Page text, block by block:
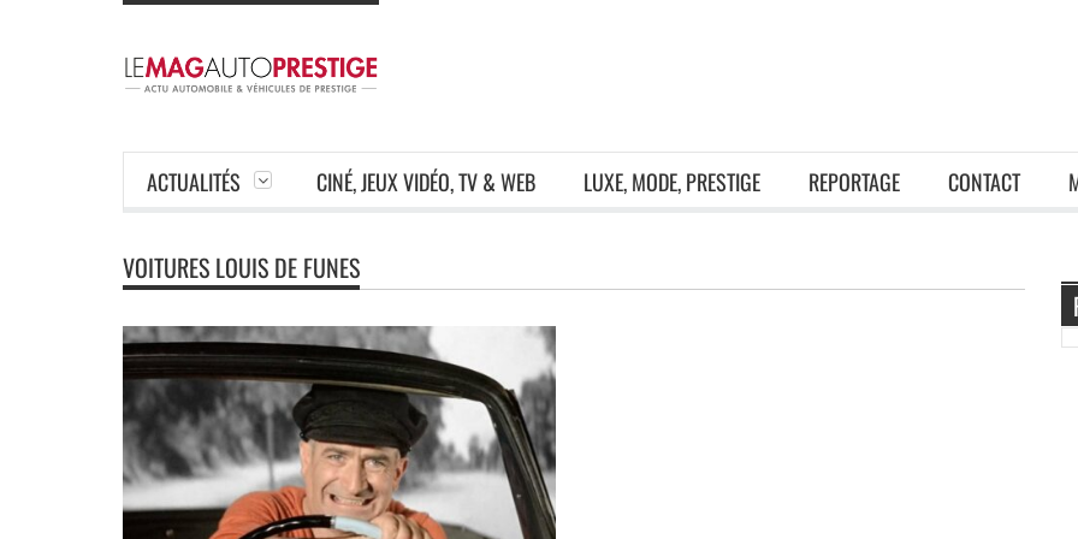
ACTUALITÉS CINÉ, JEUX VIDÉO, TV & WEB LUXE, MODE, PRESTIGE REPORTAGE CONTACT
VOITURES LOUIS DE FUNES